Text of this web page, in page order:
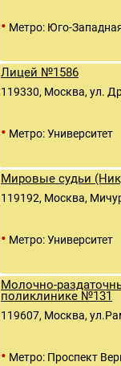
• Метро: Юго-
Лицей №1586
119330, Москва, ул.
• Метро: Университет
Мировые судьи
119192, Москва,
• Метро: Университет
Молочно-
поликлинике №131
119607, Москва,
• Метро: Проспект